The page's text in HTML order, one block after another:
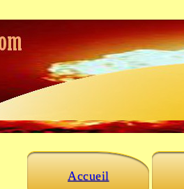
Accueil